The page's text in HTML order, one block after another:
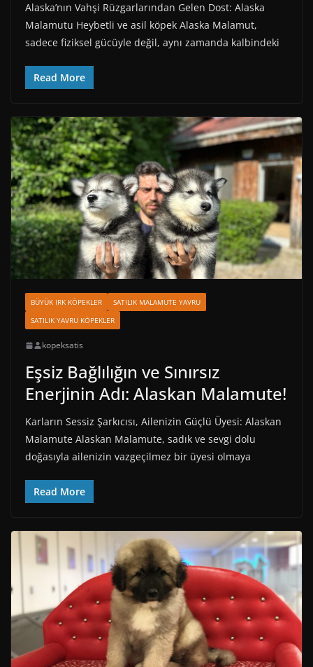
Alaska’nın Vahşi Rüzgarlarından Gelen Dost: Alaska
Malamutu Heybetli ve asil köpek Alaska Malamut,
sadece fiziksel gücüyle değil, aynı zamanda kalbindeki
Read More
BÜYÜK IRK KÖPEKLER
SATILIK MALAMUTE YAVRU
SATILIK YAVRU KÖPEKLER
kopeksatis
Eşsiz Bağlılığın ve Sınırsız
Enerjinin Adı: Alaskan Malamute!
Karların Sessiz Şarkıcısı, Ailenizin Güçlü Üyesi: Alaskan
Malamute Alaskan Malamute, sadık ve sevgi dolu
doğasıyla ailenizin vazgeçilmez bir üyesi olmaya
Read More